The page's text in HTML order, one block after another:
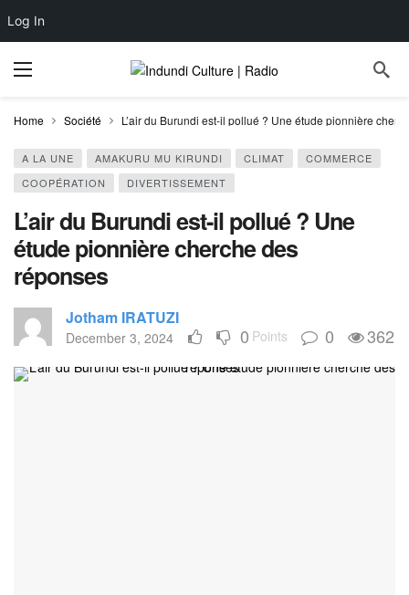
Log In
Home Société L’air du Burundi est-il pollué ? Une étude pionnière
A LA UNE AMAKURU MU KIRUNDI CLIMAT
COMMERCE
COOPÉRATION
DIVERTISSEMENT
L’air du Burundi est-il pollué ? Une
étude pionnière cherche des
réponses
Jotham IRATUZI
December 3, 2024 0 Points 0 362